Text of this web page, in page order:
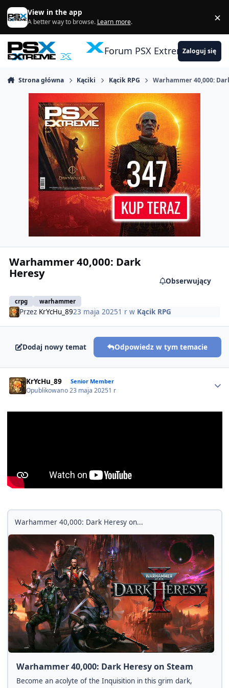
Skocz do zawartości
View in the app
A better way to browse. Learn more. ×
Forum PSX ExtremeZaloguj się
Strona główna Kąciki Kącik RPG Warhammer 40,000:
Warhammer 40,000: Dark
Heresy
crpg warhammer
Obserwujący
Przez KrYcHu_8923 maja 20251 r w Kącik RPG
Dodaj nowy temat Odpowiedz w tym temacie
KrYcHu_89 Senior Member
Opublikowano23 maja 20251 r
Warhammer 40,000: Dark Heresy on...
Warhammer 40,000: Dark Heresy on Steam
Become an acolyte of the Inquisition in this grim dark,